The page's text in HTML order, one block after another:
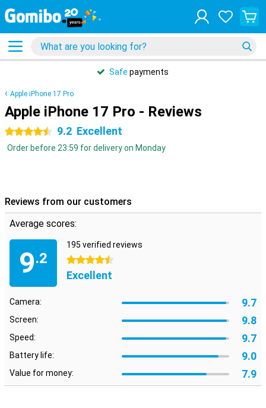
Safe payments
Apple iPhone 17 Pro
Apple iPhone 17 Pro - Reviews
4.5 stars 9.2 Excellent
Order before 23:59 for delivery on Monday
Reviews from our customers
Average scores:
9.2
195 verified reviews
4.5 stars
Excellent
Camera: 9.7
Screen: 9.8
Speed: 9.7
Battery life: 9.0
Value for money: 7.9